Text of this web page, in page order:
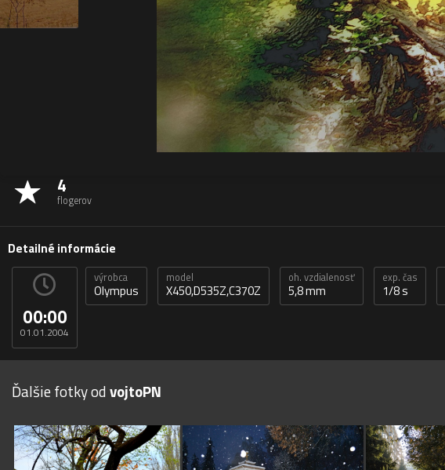
4
flogerov
Detailné informácie
00:00
01.01.2004
výrobca
Olympus
model
X450,D535Z,C370Z
oh. vzdialenosť
5,8 mm
exp. čas
1/8 s
Ďalšie fotky odvojtoPN